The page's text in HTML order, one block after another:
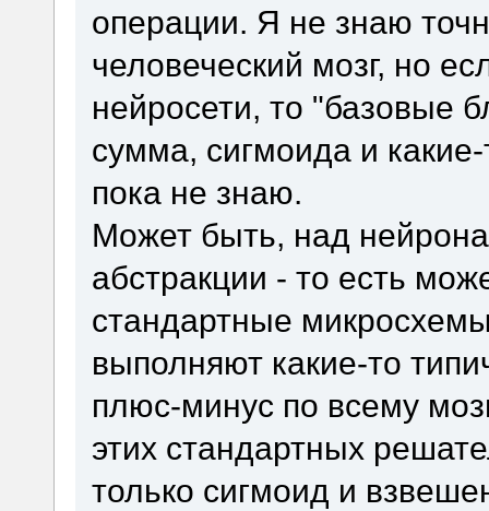
операции. Я не знаю
человеческий мозг, но
нейросети, то "базовые
сумма, сигмоида и
пока не знаю.
Может быть, над
абстракции - то есть
стандартные
выполняют какие-то
плюс-минус по всему
этих стандартных
только сигмоид и